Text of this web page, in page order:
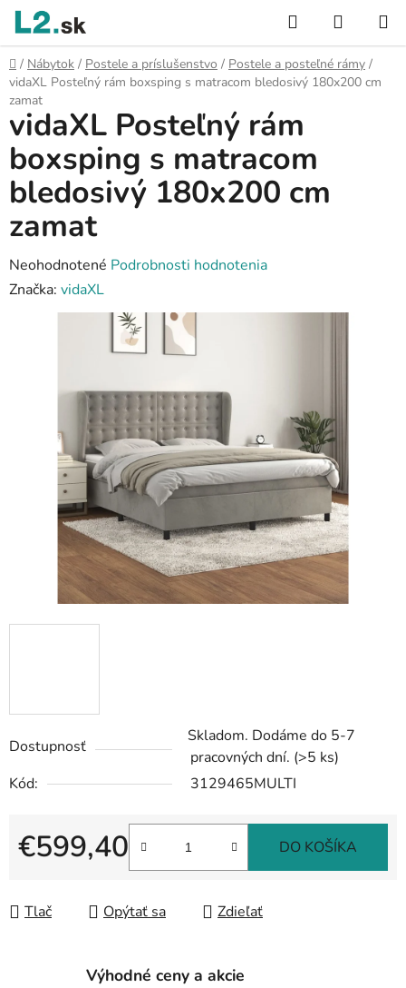
Prejsť
obsah
Hľadať
KOŠÍK
Domov
/ Nábytok / Postele a príslušenstvo / Postele a posteľné rámy /
vidaXL Posteľný rám boxsping s matracom bledosivý 180x200 cm
zamat
Dostupnosť
Skladom. Dodáme do 5-7
pracovných dní. (>5 ks)
Kód:
3129465MULTI
€599,40 DO KOŠÍKA
Tlač Opýtať sa Zdieľať
vidaXL Posteľný rám
boxsping s matracom
bledosivý 180x200 cm
zamat
Priemerné
hodnotenie
produktu
hviezdičiek.
Neohodnotené Podrobnosti hodnotenia
Značka: vidaXL
Výhodné ceny a akcie